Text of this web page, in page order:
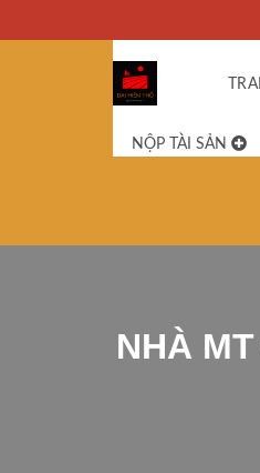
NỘP TÀI SẢN
NHÀ